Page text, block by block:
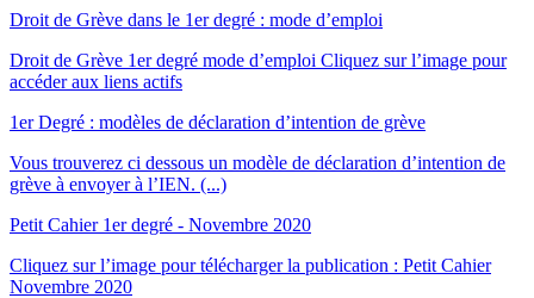
Droit de Grève dans le 1er degré : mode d’emploi
Droit de Grève 1er degré mode d’emploi Cliquez sur l’image pour
accéder aux liens actifs
1er Degré : modèles de déclaration d’intention de grève
Vous trouverez ci dessous un modèle de déclaration d’intention de
grève à envoyer à l’IEN. (...)
Petit Cahier 1er degré - Novembre 2020
Cliquez sur l’image pour télécharger la publication : Petit Cahier
Novembre 2020